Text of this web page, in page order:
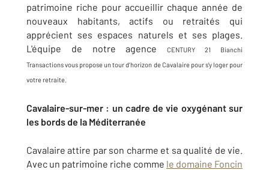
patrimoine riche pour accueillir chaque année de
nouveaux habitants, actifs ou retraités qui
apprécient ses espaces naturels et ses plages.
L'équipe de notre agenceCENTURY 21 Bianchi
Transactionsvous propose un tour d’horizon de Cavalaire pour s'y loger pour
votre retraite.
Cavalaire-sur-mer : un cadre de vie oxygénant sur
les bords de la Méditerranée
Cavalaire attire par son charme et sa qualité de vie.
Avec un patrimoine riche comme le domaine Foncin